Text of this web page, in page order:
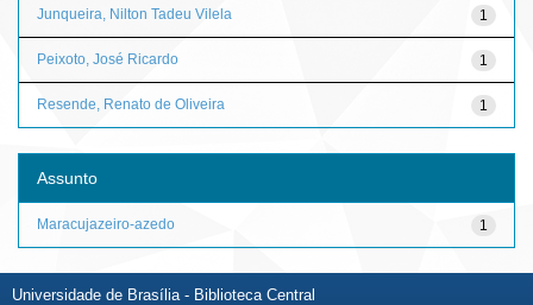
1
Junqueira, Nilton Tadeu Vilela
1
Peixoto, José Ricardo
1
Resende, Renato de Oliveira
Assunto
1
Maracujazeiro-azedo
Universidade de Brasília - Biblioteca Central